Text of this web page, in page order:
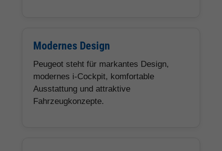
Modernes Design
Peugeot steht für markantes Design,
modernes i-Cockpit, komfortable
Ausstattung und attraktive
Fahrzeugkonzepte.